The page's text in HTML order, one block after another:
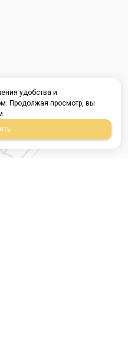
удобства и
Продолжая просмотр, вы